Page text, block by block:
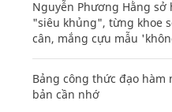
Nguyễn Phương Hằng sở
"siêu khủng", từng khoe
cân, mắng cựu mẫu
Bảng công thức đạo hàm
bản cần nhớ